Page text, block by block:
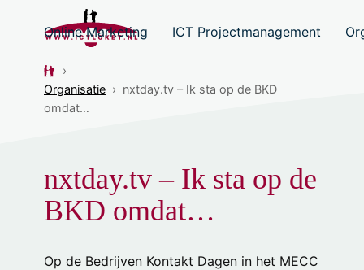
Online Marketing ICT Projectmanagement
›
Organisatie › nxtday.tv – Ik sta op de BKD
omdat…
nxtday.tv – Ik sta op de
BKD omdat…
Op de Bedrijven Kontakt Dagen in het MECC